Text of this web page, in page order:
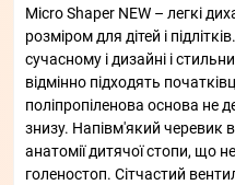
Micro Shaper NEW – легкі
розміром для дітей і
сучасному і дизайні і
відмінно підходять
поліпропіленова основа не
знизу. Напівм'який черевик
анатомії дитячої стопи, що
голеностоп. Сітчастий